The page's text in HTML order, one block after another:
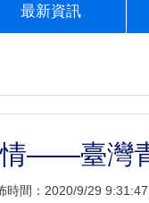
最新資訊
情——臺灣
間：2020/9/29 9:31:47